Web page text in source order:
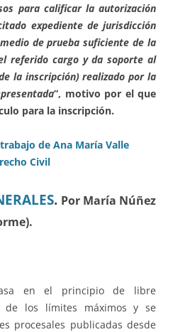
para calificar la autorización
expediente de jurisdicción
de prueba suficiente de la
referido cargo y da soporte al
la inscripción) realizado por la
”, motivo por el que
para la inscripción.
trabajo de Ana María Valle
Civil
. Por María Núñez
en el principio de libre
de los límites máximos y se
procesales publicadas desde